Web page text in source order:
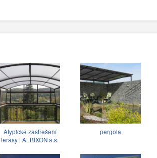
Atypické zastřešení
terasy | ALBIXON a.s.
pergola